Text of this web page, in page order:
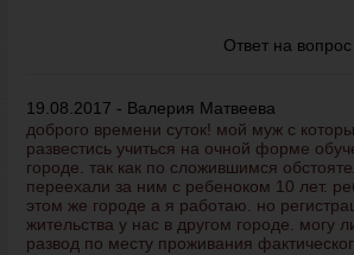
Ответ на
19.08.2017 - Валерия Матвеева
доброго времени суток! мой муж с
развестись учиться на очной форме
городе. так как по сложившимся
переехали за ним с ребеноком 10 лет.
этом же городе а я работаю. но
жительства у нас в другом городе. могу
развод по месту проживания